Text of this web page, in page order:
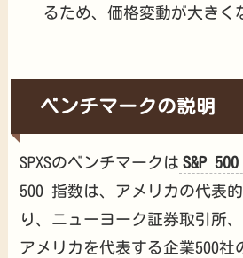
るため、価格変動が大きく
ベンチマークの説明
SPXSのベンチマークは S&P
500 指数は、アメリカの代表
り、ニューヨーク証券取引所
アメリカを代表する企業500社